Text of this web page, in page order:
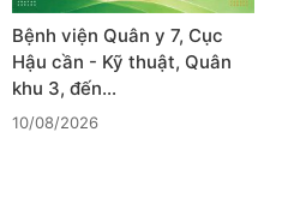
Bệnh viện Quân y 7, Cục
Hậu cần - Kỹ thuật, Quân
khu 3, đến…
10/08/2026